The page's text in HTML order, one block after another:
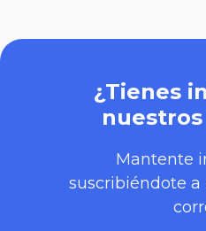
¿Tienes
Mantente
suscribiéndote a